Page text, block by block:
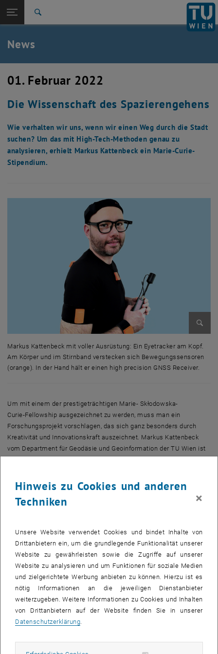
TU Login
Quicklinks
Quicklinks-Menü umschalten
Studium
Zurück: Subseiten von Aktuelles auflisten
Zurück zur letzten Ebene:
Aktuelles
News
News
01. Februar 2022
Die Wissenschaft des Spazierengehens
Wie verhalten wir uns, wenn wir einen Weg durch die Stadt
suchen? Um das mit High-Tech-Methoden genau zu
analysieren, erhielt Markus Kattenbeck ein Marie-Curie-
Stipendium.
Markus Kattenbeck mit voller Ausrüstung: Ein Eyetracker am Kopf.
Am Körper und im Stirnband verstecken sich Bewegungssensoren
(orange). In der Hand hält er einen high precision GNSS Receiver.
Um mit einem der prestigeträchtigen Marie- Skłodowska-
Curie-Fellowship ausgezeichnet zu werden, muss man ein
Forschungsprojekt vorschlagen, das sich ganz besonders durch
Kreativität und Innovationskraft auszeichnet. Markus Kattenbeck
vom Department für Geodäsie und Geoinformation der TU Wien ist
modernsten Messmethoden menschliches Verhalten analysiert
Bereich der Körpersprache oder der Augenbewegungen, an denen
Datenbrillen und Sensoren
Seit Mai 2019 forscht Markus Kattenbeck im Team von Prof. Ioannis
Giannopoulos und leitet dort das Labor fürSpatial-HCI . Dort geht es
um die Interaktion von Menschen undComputern
im räumlichen
Kontext: Wie gehen wir Menschen etwa damit um, wenn uns mit
Hilfe einerVirtual-Reality-Brille räumliche Daten präsentiert werden?
Welchen Nutzen kann es haben, mit „
Hinweis zu Cookies und anderen
Techniken
×
Unsere Website verwendet Cookies und bindet Inhalte von
Drittanbietern ein, um die grundlegende Funktionalität unserer
Website zu gewährleisten sowie die Zugriffe auf unserer
Website zu analysieren und um Funktionen für soziale Medien
und zielgerichtete Werbung anbieten zu können. Hierzu ist es
nötig Informationen an die jeweiligen Dienstanbieter
weiterzugeben. Weitere Informationen zu Cookies und Inhalten
von Drittanbietern auf der Website finden Sie in unserer
Datenschutzerklärung.